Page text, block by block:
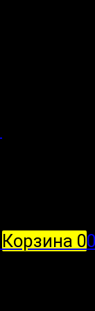
Корзина 0